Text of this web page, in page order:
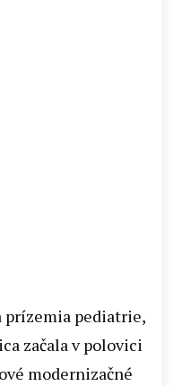
prízemia pediatrie,
začala v polovici
modernizačné